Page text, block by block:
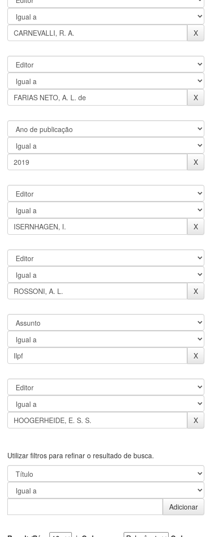
Utilizar filtros para refinar o resultado de busca.